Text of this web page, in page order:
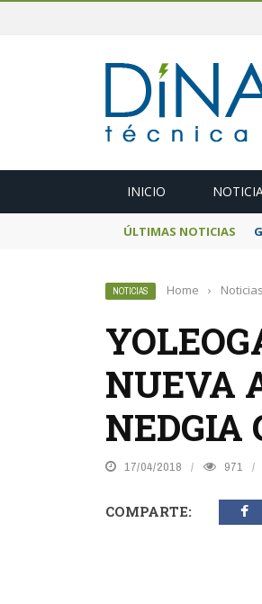
INICIO
ÚLTIMAS NOTICIAS
NOTICIAS Home › Noticias
NUEVA
NEDGIA
17/04/2018 971
COMPARTE: